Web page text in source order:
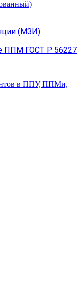
(МЗИ)
ППМ ГОСТ Р 56227
в ППУ, ППМи,